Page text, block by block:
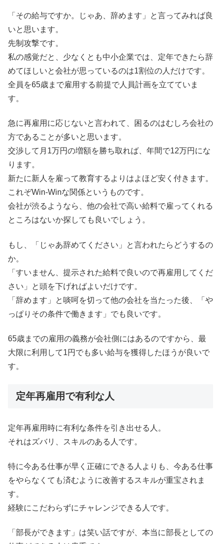
「その給与ですか。じゃあ、辞めます」と言ってみれば良
いと思います。
先制攻撃です。
私の感覚だと、少なくとも中小企業では、定年できたら辞
めてほしいと会社が思っているのは1割位の人だけです。
全員を65歳まで雇用する前提で人員計画を立てていま
す。
急に再雇用に応じないと言われて、困るのはむしろ会社の
方であることが多いと思います。
交渉して月1万円の増額を勝ち取れば、年間で12万円にな
ります。
新たに新人を雇って教育するよりはよほど安く付きます。
これぞWin-Winな関係というものです。
会社が渋るようなら、他の会社で高い給料で雇ってくれる
ところはないか探しても良いでしょう。
もし、「じゃあ辞めてください」と言われたらどうするの
か。
「すいません、提示された給料で良いので再雇用してくだ
さい」と頭を下げればよいだけです。
「辞めます」と啖呵を切って他の会社を当たった後、「や
っぱりその条件で働きます」でも良いです。
65歳までの雇用の義務が会社側にはあるのですから、最
大限に利用して1円でも多い給与を獲得したほうが良いで
す。
定年再雇用で有利な人
定年再雇用時に有利な条件を引き出せる人。
それはズバリ、スキルのある人です。
特に今ある仕事が早く正確にできる人よりも、今ある仕事
をやらなくても済むように改善するスキルが重宝されま
す。
経験にこだわらずにチャレンジできる人です。
「部長ができます」は笑い話ですが、本当に部長としての